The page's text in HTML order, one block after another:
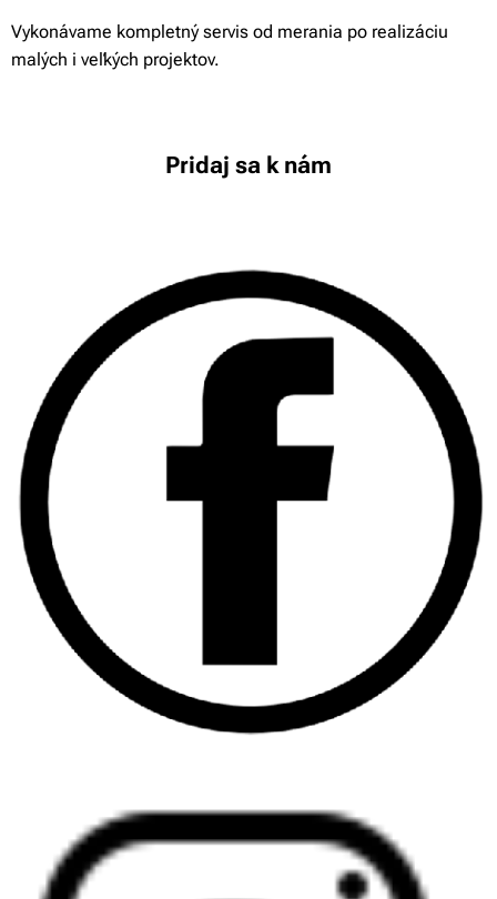
Vykonávame kompletný servis od merania po realizáciu
malých i veľkých projektov.
Pridaj sa k nám